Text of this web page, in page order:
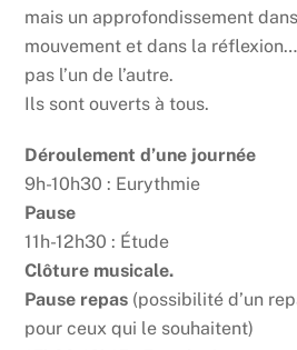
mais un approfondissement
mouvement et dans la
pas l’un de l’autre.
Ils sont ouverts à tous.
Déroulement d’une journée
9h-10h30 : Eurythmie
Pause
11h-12h30 : Étude
Clôture musicale.
Pause repas (possibilité d’un
pour ceux qui le souhaitent)